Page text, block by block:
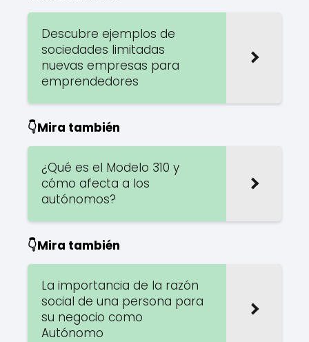
Descubre ejemplos de
sociedades limitadas
nuevas empresas para
emprendedores
👇Mira también
¿Qué es el Modelo 310 y
cómo afecta a los
autónomos?
👇Mira también
La importancia de la razón
social de una persona para
su negocio como
Autónomo